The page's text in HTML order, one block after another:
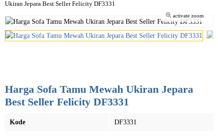
Ukiran Jepara Best Seller Felicity DF3331
activate zoom
Harga Sofa Tamu Mewah Ukiran Jepara
Best Seller Felicity DF3331
Kode DF3331